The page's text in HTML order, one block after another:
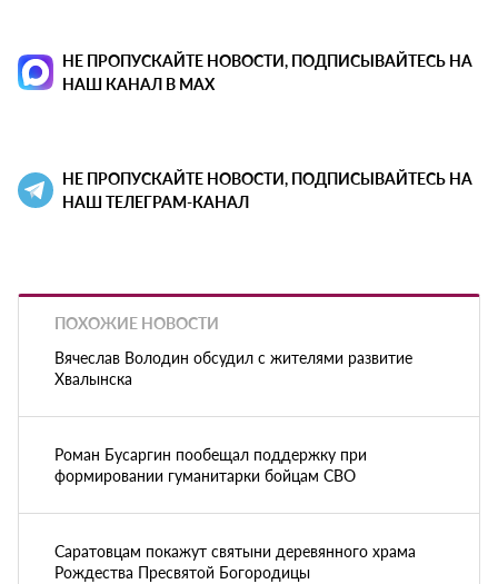
НЕ ПРОПУСКАЙТЕ НОВОСТИ, ПОДПИСЫВАЙТЕСЬ НА
НАШ КАНАЛ В MAX
НЕ ПРОПУСКАЙТЕ НОВОСТИ, ПОДПИСЫВАЙТЕСЬ НА
НАШ ТЕЛЕГРАМ-КАНАЛ
ПОХОЖИЕ НОВОСТИ
Вячеслав Володин обсудил с жителями развитие
Хвалынска
Роман Бусаргин пообещал поддержку при
формировании гуманитарки бойцам СВО
Саратовцам покажут святыни деревянного храма
Рождества Пресвятой Богородицы